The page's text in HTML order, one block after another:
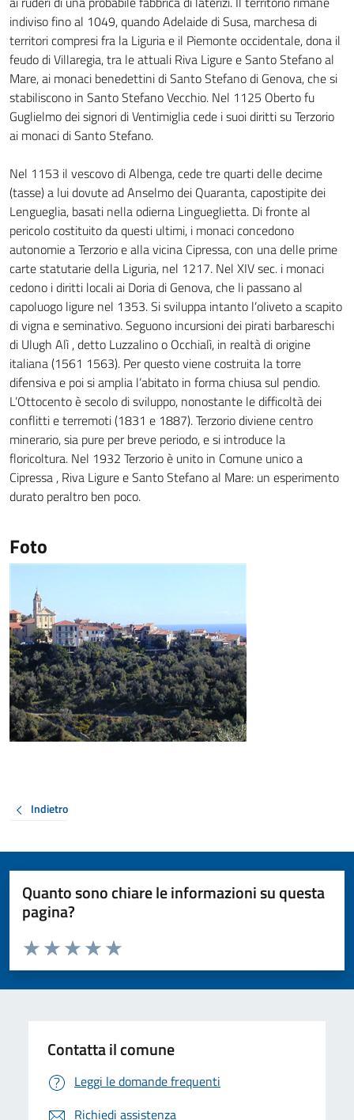
indiviso fino al 1049, quando Adelaide di Susa, marchesa di
territori compresi fra la Liguria e il Piemonte occidentale, dona il
feudo di Villaregia, tra le attuali Riva Ligure e Santo Stefano al
Mare, ai monaci benedettini di Santo Stefano di Genova, che si
stabiliscono in Santo Stefano Vecchio. Nel 1125 Oberto fu
Guglielmo dei signori di Ventimiglia cede i suoi diritti su Terzorio
ai monaci di Santo Stefano.
Nel 1153 il vescovo di Albenga, cede tre quarti delle decime
(tasse) a lui dovute ad Anselmo dei Quaranta, capostipite dei
Lengueglia, basati nella odierna Lingueglietta. Di fronte al
pericolo costituito da questi ultimi, i monaci concedono
autonomie a Terzorio e alla vicina Cipressa, con una delle prime
carte statutarie della Liguria, nel 1217. Nel XIV sec. i monaci
cedono i diritti locali ai Doria di Genova, che li passano al
capoluogo ligure nel 1353. Si sviluppa intanto l’oliveto a scapito
di vigna e seminativo. Seguono incursioni dei pirati barbareschi
di Ulugh Alì , detto Luzzalino o Occhialì, in realtà di origine
italiana (1561 1563). Per questo viene costruita la torre
difensiva e poi si amplia l’abitato in forma chiusa sul pendio.
L’Ottocento è secolo di sviluppo, nonostante le difficoltà dei
conflitti e terremoti (1831 e 1887). Terzorio diviene centro
minerario, sia pure per breve periodo, e si introduce la
floricoltura. Nel 1932 Terzorio è unito in Comune unico a
Cipressa , Riva Ligure e Santo Stefano al Mare: un esperimento
durato peraltro ben poco.
Foto
Indietro
Quanto sono chiare le informazioni su questa
pagina?
Valuta da 1 a 5 stelle la pagina
Valuta 5 stelle su 5
Valuta 4 stelle su 5
Valuta 3 stelle su 5
Valuta 2 stelle su 5
Valuta 1 stelle su 5
Contatta il comune
Leggi le domande frequenti
Richiedi assistenza